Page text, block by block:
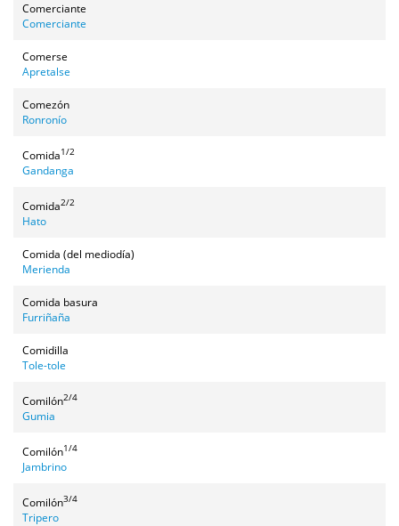
Comerciante
Comerciante
Comerse
Apretalse
Comezón
Ronronío
Comida1/2
Gandanga
Comida2/2
Hato
Comida (del mediodía)
Merienda
Comida basura
Furriñaña
Comidilla
Tole-tole
Comilón2/4
Gumia
Comilón1/4
Jambrino
Comilón3/4
Tripero